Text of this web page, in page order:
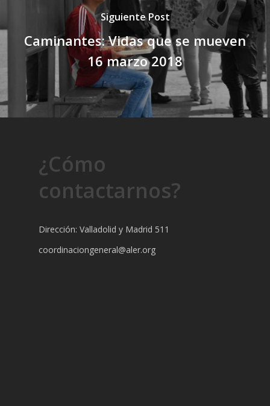
Siguiente Post
Caminantes: Vidas que se mueven
16 marzo 2018
¿Cómo
contactarnos?
Dirección: Valladolid y Madrid 511
coordinaciongeneral@aler.org